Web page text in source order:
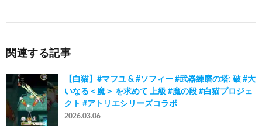
関連する記事
【白猫】#マフユ & #ソフィー #武器練磨の塔: 破 #大
いなる＜魔＞ を求めて 上級 #魔の段 #白猫プロジェ
クト #アトリエシリーズコラボ
2026.03.06